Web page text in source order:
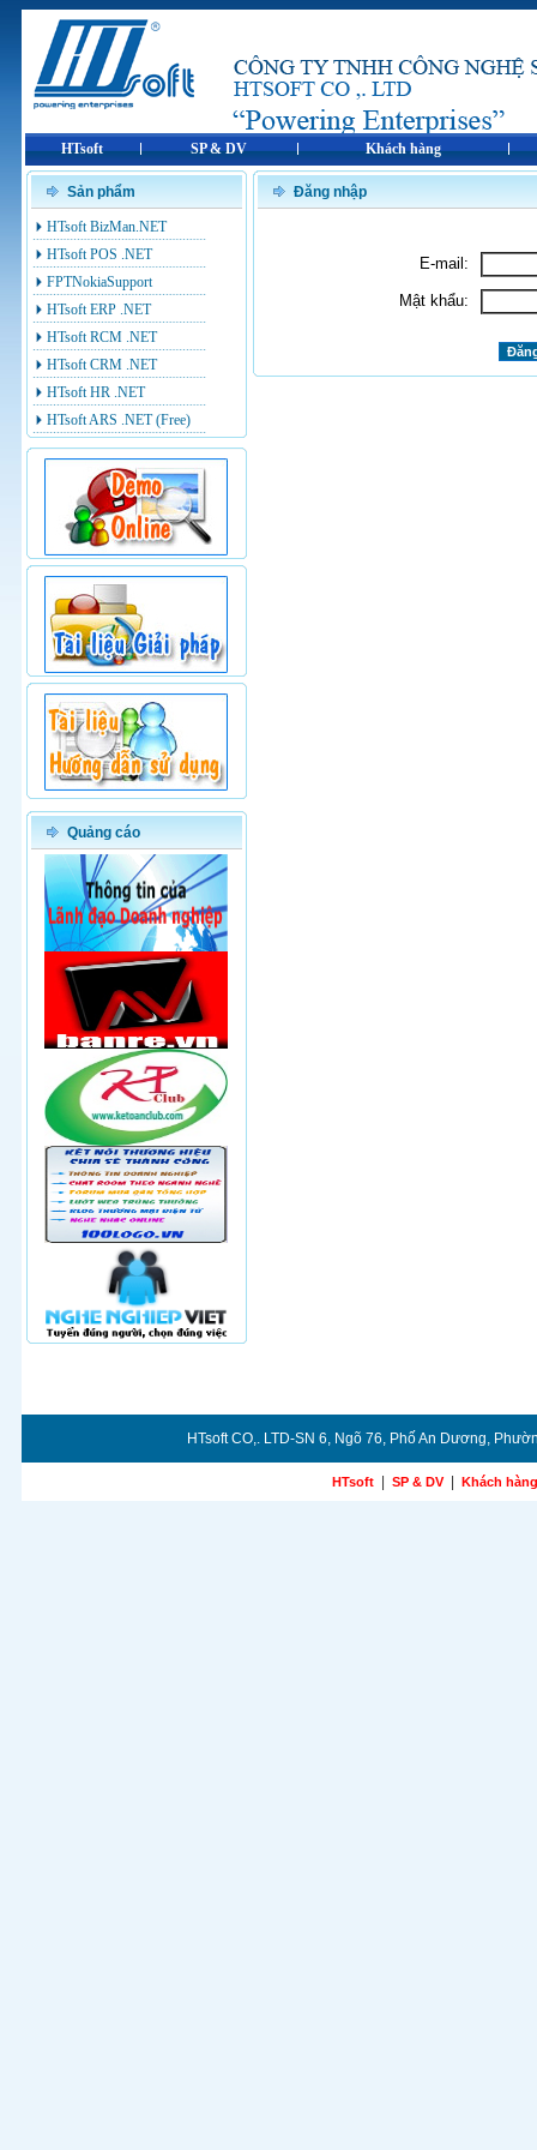
HTsoft SP & DV Khách hàng
Sản phẩm
HTsoft BizMan.NET
HTsoft POS .NET
FPTNokiaSupport
HTsoft ERP .NET
HTsoft RCM .NET
HTsoft CRM .NET
HTsoft HR .NET
HTsoft ARS .NET (Free)
Quảng cáo
Đăng nhập
E-mail:
Mật khẩu:
HTsoft CO,. LTD-SN 6, Ngõ 76, Phố An Dương,
HTsoft SP & DV Khách hàng